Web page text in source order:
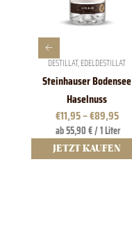
DESTILLAT,EDELDESTILLAT
Steinhauser Bodensee
Haselnuss
€11,95–€89,95
ab 55,90 € / 1 Liter
JETZT KAUFEN